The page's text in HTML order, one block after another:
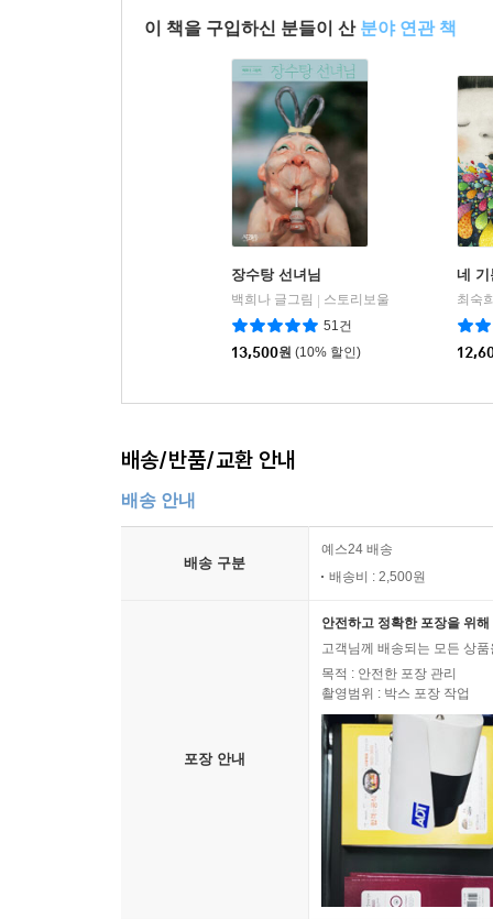
이 책을 구입하신 분들이 산 분야 연관 책
장수탕 선녀님
백희나 글그림
스토리보울
51건
13,500원 (10% 할인)
네 기
최숙
배송/반품/교환 안내
배송 안내
배송 구분
예스24 배송
배송비 : 2,500원
포장 안내
안전하고 정확한 포장을 위
고객님께 배송되는 모든 상
목적 : 안전한 포장 관리
촬영범위 : 박스 포장 작업